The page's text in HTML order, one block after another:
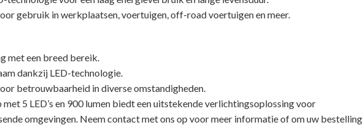
gebruik in werkplaatsen, voertuigen, off-road voertuigen en meer.
met een breed bereik.
dankzij LED-technologie.
betrouwbaarheid in diverse omstandigheden.
5 LED’s en 900 lumen biedt een uitstekende verlichtingsoplossing voor
omgevingen. Neem contact met ons op voor meer informatie of om uw bestelling